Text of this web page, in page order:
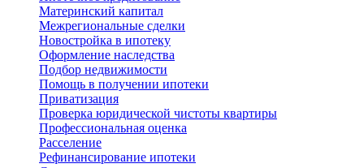
Материнский капитал
Межрегиональные сделки
Новостройка в ипотеку
Оформление наследства
Подбор недвижимости
Помощь в получении ипотеки
Приватизация
Проверка юридической чистоты квартиры
Профессиональная оценка
Расселение
Рефинансирование ипотеки